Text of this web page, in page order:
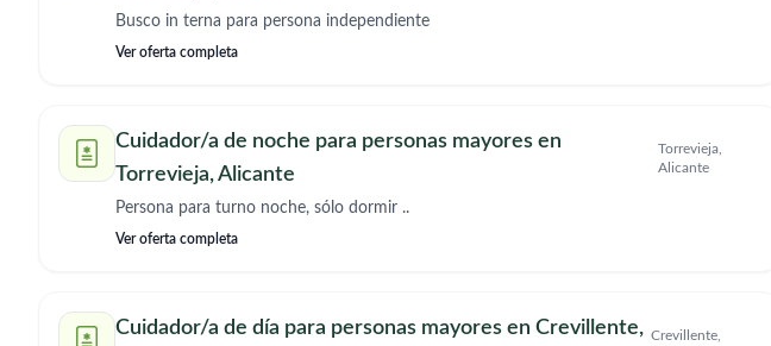
Busco in terna para persona independiente
Ver oferta completa
Cuidador/a de noche para personas mayores en
Torrevieja, Alicante
Torrevieja,
Alicante
Persona para turno noche, sólo dormir ..
Ver oferta completa
Cuidador/a de día para personas mayores en Crevillente, Crevillente,